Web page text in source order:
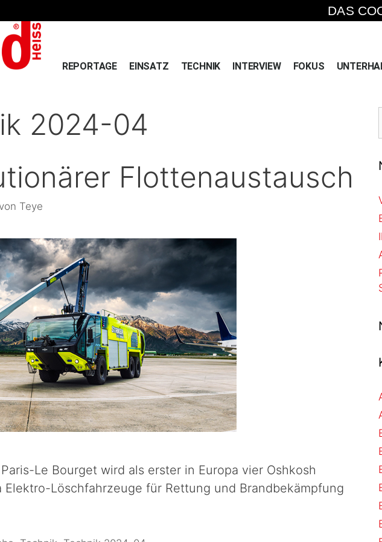
DAS
REPORTAGE EINSATZ TECHNIK INTERVIEW FOKUS
2024-04
Flottenaustausch
von Teye
Le Bourget wird als erster in Europa vier Oshkosh
Elektro-Löschfahrzeuge für Rettung und Brandbekämpfung